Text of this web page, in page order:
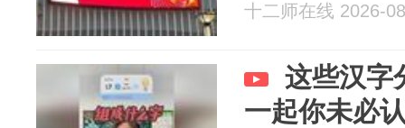
十二师在线 2026-
这些汉字
一起你未必